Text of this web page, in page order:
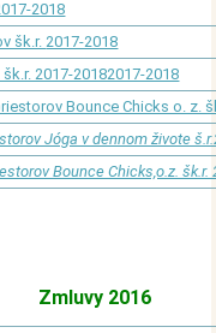
2018
šk.r.2017-2018
2017-20182017-2018
Bounce Chicks o. z.
Jóga v dennom živote
Bounce Chicks,o.z. šk.r.